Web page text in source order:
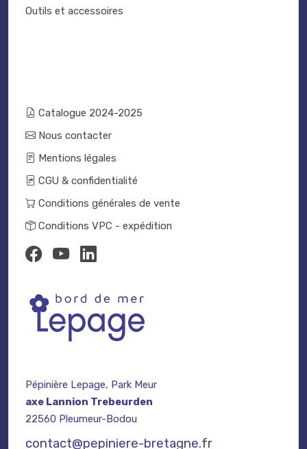
Outils et accessoires
Catalogue 2024-2025
Nous contacter
Mentions légales
CGU & confidentialité
Conditions générales de vente
Conditions VPC - expédition
Pépinière Lepage, Park Meur
axe Lannion Trebeurden
22560 Pleumeur-Bodou
contact@pepiniere-bretagne.fr